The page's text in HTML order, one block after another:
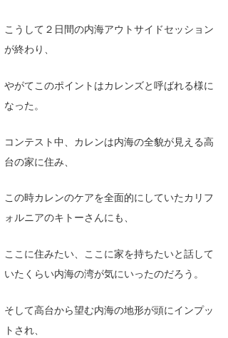
こうして２日間の内海アウトサイドセッション
が終わり、
やがてこのポイントはカレンズと呼ばれる様に
なった。
コンテスト中、カレンは内海の全貌が見える高
台の家に住み、
この時カレンのケアを全面的にしていたカリフ
ォルニアのキトーさんにも、
ここに住みたい、ここに家を持ちたいと話して
いたくらい内海の湾が気にいったのだろう。
そして高台から望む内海の地形が頭にインプッ
トされ、